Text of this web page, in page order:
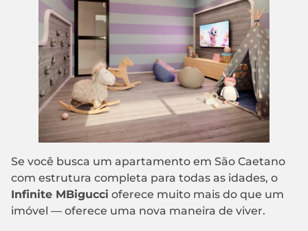
Se você busca um apartamento em São Caetano
com estrutura completa para todas as idades, o
Infinite MBigucci oferece muito mais do que um
imóvel — oferece uma nova maneira de viver.